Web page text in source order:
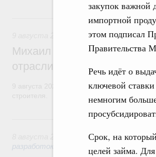
закупок важной
импортной
этом подписал
Правительства
Речь идёт о
ключевой
немногим
Срок, на
целей займа.
9
Регулирование в
Михаил Мишустин
отрасли с
9 августа 2026 года отмечается
8
Государственная
разработок